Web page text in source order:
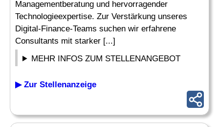
Managementberatung und hervorragender
Technologieexpertise. Zur Verstärkung unseres
Digital-Finance-Teams suchen wir erfahrene
Consultants mit starker [...]
MEHR INFOS ZUM STELLENANGEBOT
▶ Zur Stellenanzeige